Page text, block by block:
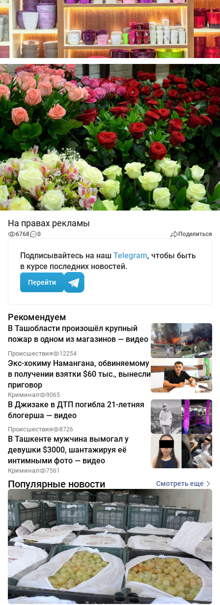
На правах рекламы
6768 0 Поделиться
Подписывайтесь на наш Telegram, чтобы быть
в курсе последних новостей.
Перейти
Рекомендуем
В Ташобласти произошёл крупный
пожар в одном из магазинов — видео
Происшествия 12254
Экс-хокиму Намангана, обвиняемому
в получении взятки $60 тыс., вынесли
приговор
Криминал 9065
В Джизаке в ДТП погибла 21-летняя
блогерша — видео
Происшествия 8726
В Ташкенте мужчина вымогал у
девушки $3000, шантажируя её
интимными фото — видео
Криминал 7561
Популярные новости Смотреть еще